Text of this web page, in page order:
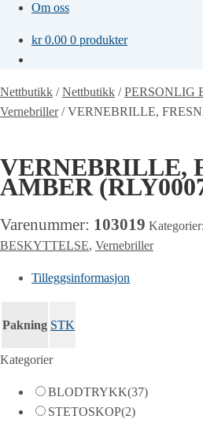
Om oss
kr0.00 0 produkter
Nettbutikk /Nettbutikk /PERSONLIG
Vernebriller/VERNEBRILLE,
VERNEBRILLE,
AMBER
Varenummer: 103019 Kategorier:
BESKYTTELSE, Vernebriller
Tilleggsinformasjon
Pakning STK
Kategorier
BLODTRYKK(37)
STETOSKOP(2)